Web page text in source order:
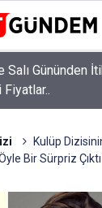
Salı Gününden
Fiyatlar..
Kulüp
Bir Sürpriz Çıktı